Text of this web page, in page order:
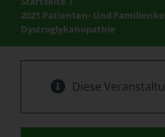
2021 Patienten- Und
Dystroglykanopathie
Diese